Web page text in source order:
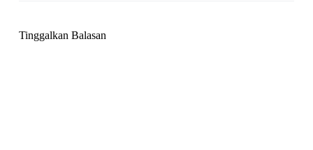
Tinggalkan Balasan